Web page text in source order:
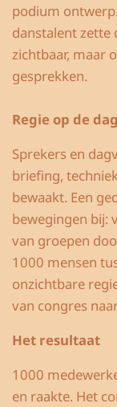
podium
danstalent zette
zichtbaar, maar
gesprekken.
Regie op de
Sprekers en
briefing,
bewaakt. Een
bewegingen bij:
van groepen
1000 mensen
onzichtbare
van congres
Het resultaat
1000
en raakte. Het